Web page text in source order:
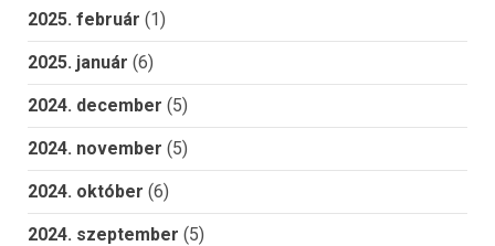
2025. február (1)
2025. január (6)
2024. december (5)
2024. november (5)
2024. október (6)
2024. szeptember (5)